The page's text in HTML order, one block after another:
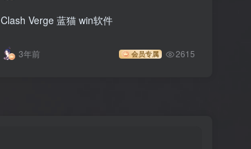
Clash Verge 蓝猫 win软件
3年前 会员专属 2615